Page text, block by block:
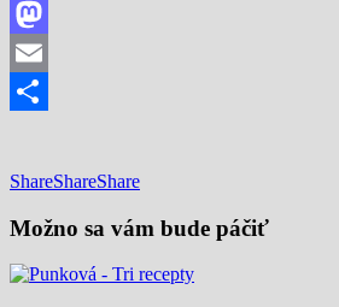
Facebook
Mastodon
Email
ShareShareShare
Možno sa vám bude páčiť